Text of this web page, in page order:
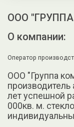
ООО
О компании:
Оператор
ООО "Группа
производитель
лет успешной
000кв. м.